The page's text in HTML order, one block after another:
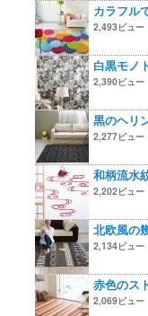
カラフル
2,493ビュー
白黒モノ
2,390ビュー
黒のヘリ
2,277ビュー
和柄流水
2,202ビュー
北欧風の
2,134ビュー
赤色のス
2,069ビュー